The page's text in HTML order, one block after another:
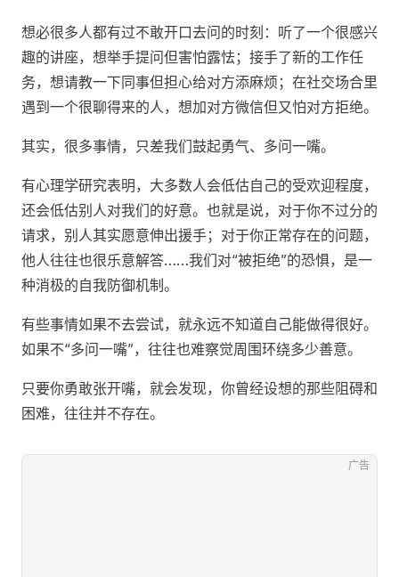
想必很多人都有过不敢开口去问的时刻：听了一个很感兴
趣的讲座，想举手提问但害怕露怯；接手了新的工作任
务，想请教一下同事但担心给对方添麻烦；在社交场合里
遇到一个很聊得来的人，想加对方微信但又怕对方拒绝。
其实，很多事情，只差我们鼓起勇气、多问一嘴。
有心理学研究表明，大多数人会低估自己的受欢迎程度，
还会低估别人对我们的好意。也就是说，对于你不过分的
请求，别人其实愿意伸出援手；对于你正常存在的问题，
他人往往也很乐意解答……我们对“被拒绝”的恐惧，是一
种消极的自我防御机制。
有些事情如果不去尝试，就永远不知道自己能做得很好。
如果不“多问一嘴”，往往也难察觉周围环绕多少善意。
只要你勇敢张开嘴，就会发现，你曾经设想的那些阻碍和
困难，往往并不存在。
广告